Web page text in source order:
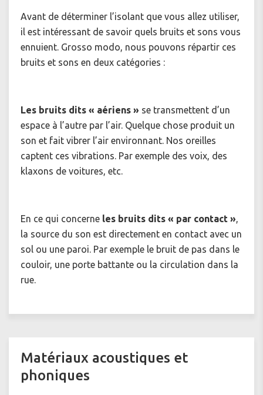
Avant de déterminer l’isolant que vous allez utiliser,
il est intéressant de savoir quels bruits et sons vous
ennuient. Grosso modo, nous pouvons répartir ces
bruits et sons en deux catégories :
Les bruits dits « aériens » se transmettent d’un
espace à l’autre par l’air. Quelque chose produit un
son et fait vibrer l’air environnant. Nos oreilles
captent ces vibrations. Par exemple des voix, des
klaxons de voitures, etc.
En ce qui concerne les bruits dits « par contact »,
la source du son est directement en contact avec un
sol ou une paroi. Par exemple le bruit de pas dans le
couloir, une porte battante ou la circulation dans la
rue.
Matériaux acoustiques et
phoniques